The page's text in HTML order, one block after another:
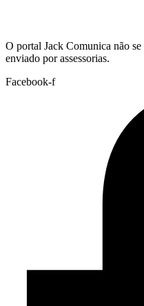
O portal Jack Comunica não
enviado por assessorias.
Facebook-f